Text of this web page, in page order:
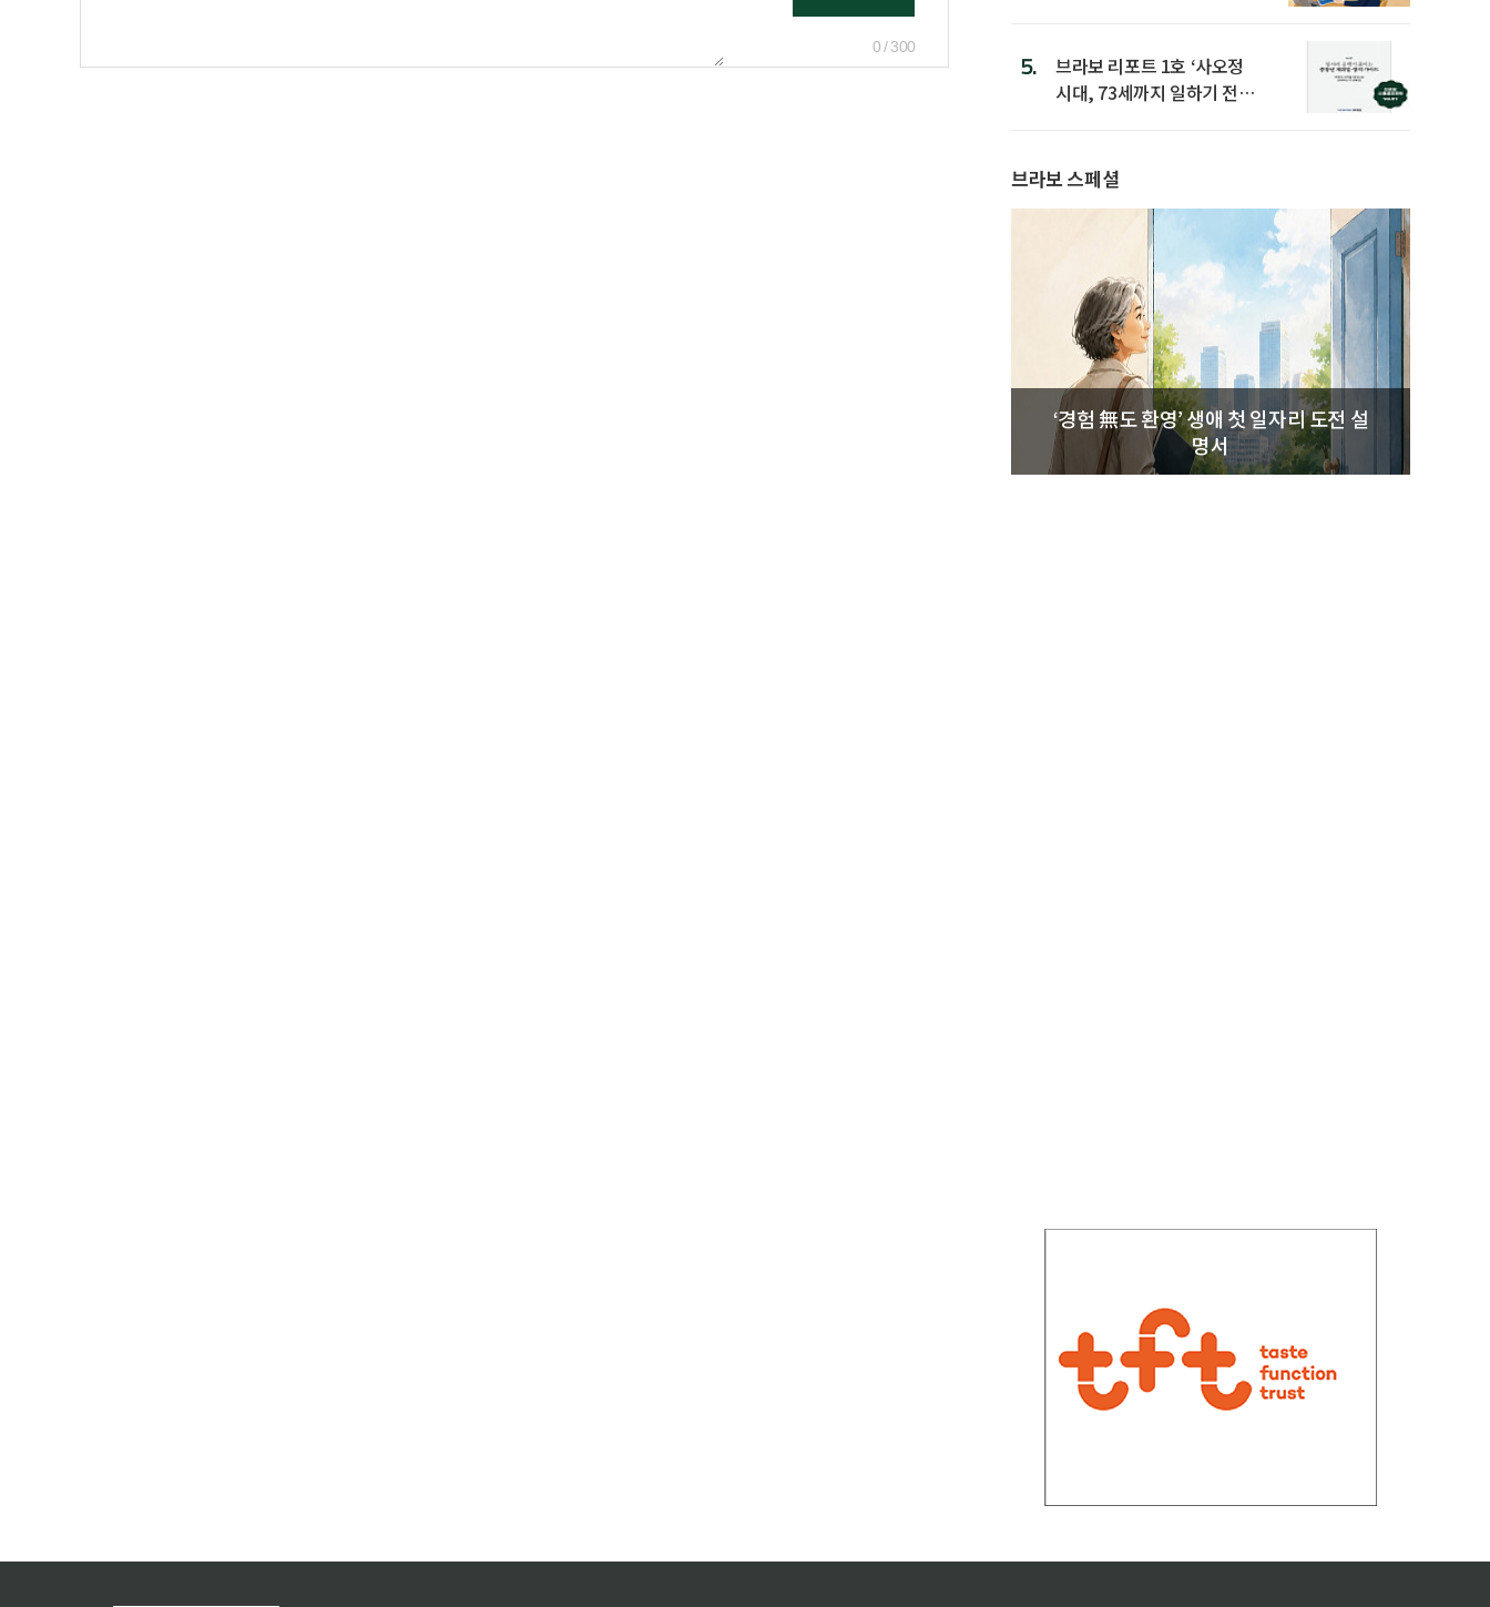
0 / 300
5.
브라보 리포트 1호 ‘사오정
시대, 73세까지 일하기 전략’
브라보 스페셜
‘경험 無도 환영’ 생애 첫 일자리 도전 설
명서